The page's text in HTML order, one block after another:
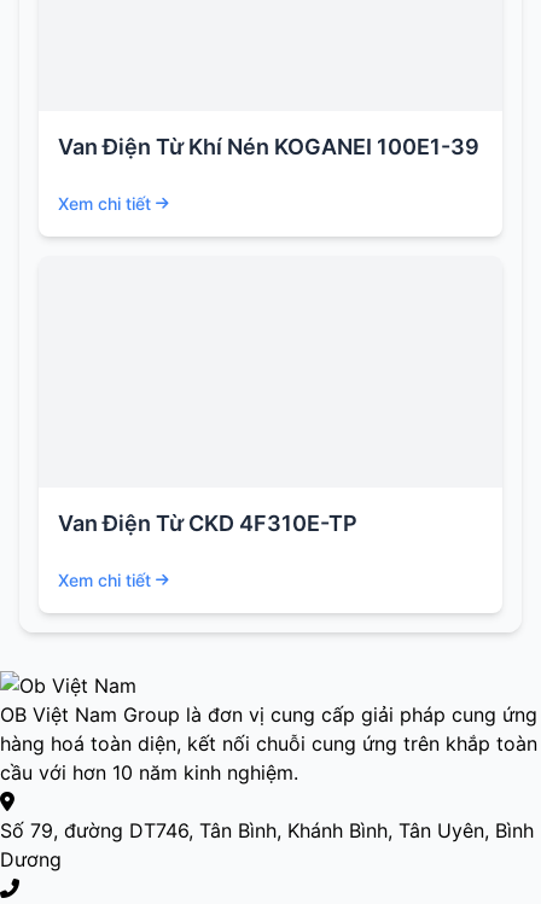
Van Điện Từ Khí Nén KOGANEI 100E1-39
Xem chi tiết
Van Điện Từ CKD 4F310E-TP
Xem chi tiết
OB Việt Nam Group là đơn vị cung cấp giải pháp cung ứng
hàng hoá toàn diện, kết nối chuỗi cung ứng trên khắp toàn
cầu với hơn 10 năm kinh nghiệm.
Số 79, đường DT746, Tân Bình, Khánh Bình, Tân Uyên, Bình
Dương